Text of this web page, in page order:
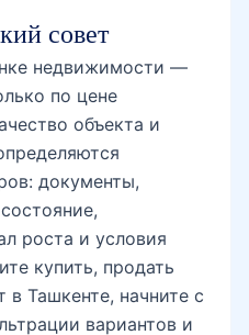
совет
недвижимости —
по цене
объекта и
документы,
роста и условия
купить, продать
в Ташкенте, начните с
вариантов и